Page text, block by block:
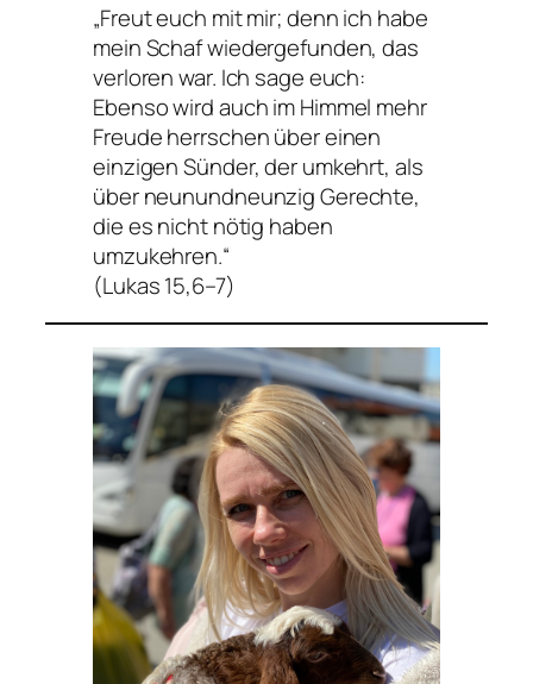
„Freut euch mit mir; denn ich habe
mein Schaf wiedergefunden, das
verloren war. Ich sage euch:
Ebenso wird auch im Himmel mehr
Freude herrschen über einen
einzigen Sünder, der umkehrt, als
über neunundneunzig Gerechte,
die es nicht nötig haben
umzukehren.“
(Lukas 15,6–7)